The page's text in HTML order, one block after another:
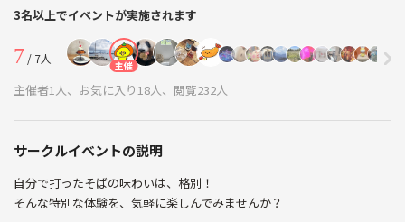
3名以上でイベントが実施されます
7 / 7人 主催
主催者1人、お気に入り18人、閲覧232人
サークルイベントの説明
自分で打ったそばの味わいは、格別！
そんな特別な体験を、気軽に楽しんでみませんか？